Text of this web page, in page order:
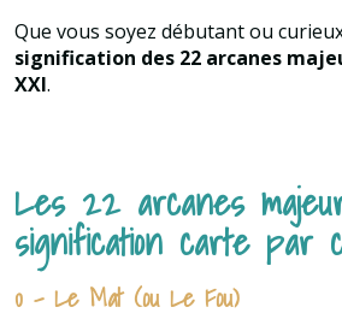
Que vous soyez débutant ou
signification des 22 arcanes
XXI.
Les 22 arcanes
signification carte par
0 – Le Mat (ou Le Fou)